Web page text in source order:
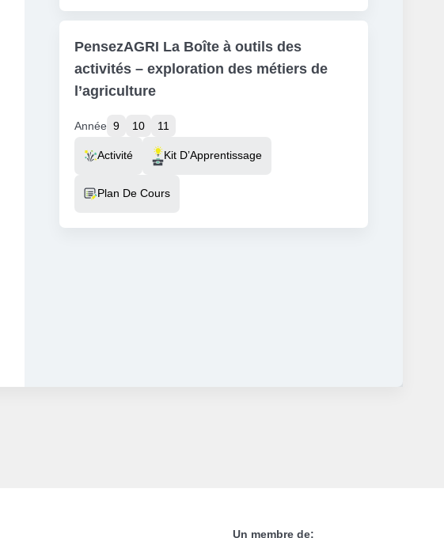
PensezAGRI La Boîte à outils des
activités – exploration des métiers de
l’agriculture
Année 9 10
11
Resource Type
Activité Kit D’Apprentissage
Plan De Cours
Un membre de: